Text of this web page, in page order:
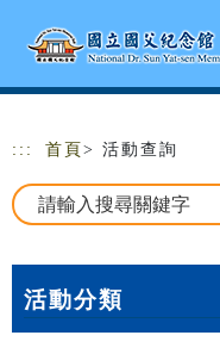
::: 首頁 > 活動查詢
活動分類